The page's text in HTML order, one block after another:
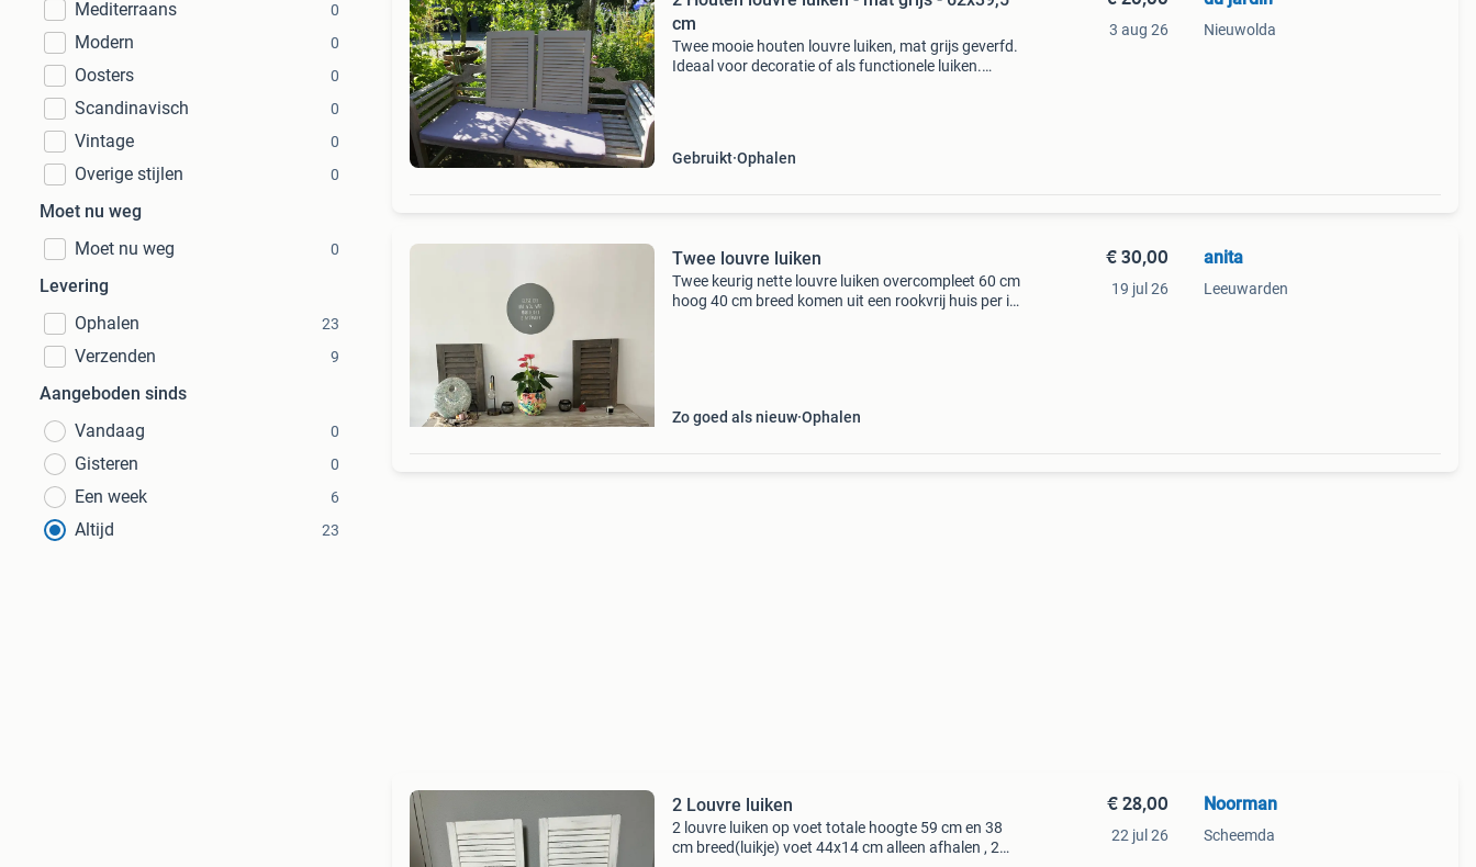
Mediterraans 0
Modern 0
Oosters 0
Scandinavisch 0
Vintage 0
Overige stijlen 0
Moet nu weg
Moet nu weg
0
Levering
Ophalen
23
Verzenden 9
Aangeboden sinds
Vandaag
0
Gisteren 0
Een week 6
Altijd 23
cm
Twee mooie houten louvre luiken, mat grijs geverfd.
Ideaal voor decoratie of als functionele luiken.
Gebruikt Ophalen
3 aug 26 Nieuwolda
Twee louvre luiken
Twee keurig nette louvre luiken overcompleet 60 cm
hoog 40 cm breed komen uit een rookvrij huis per is
Zo goed als nieuw Ophalen
€ 30,00
19 jul 26
anita
Leeuwarden
2 Louvre luiken
2 louvre luiken op voet totale hoogte 59 cm en 38
cm breed(luikje) voet 44x14 cm alleen afhalen , 2
€ 28,00
22 jul 26
Noorman
Scheemda